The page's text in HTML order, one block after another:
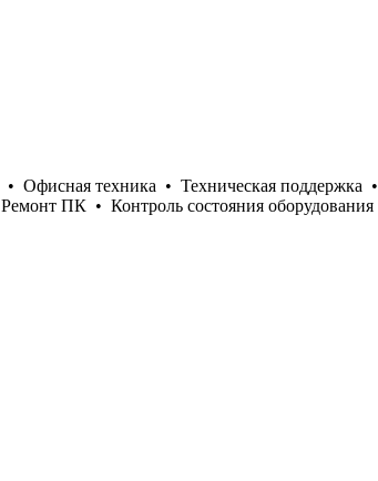
• Офисная техника • Техническая поддержка •
Ремонт ПК • Контроль состояния оборудования